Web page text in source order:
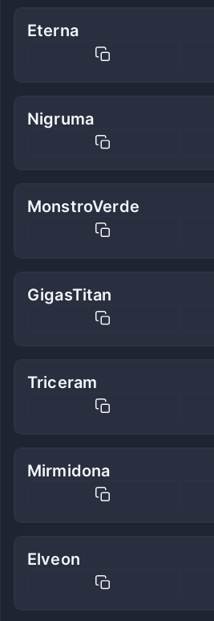
Eterna
Nigruma
MonstroVerde
GigasTitan
Triceram
Mirmidona
Elveon